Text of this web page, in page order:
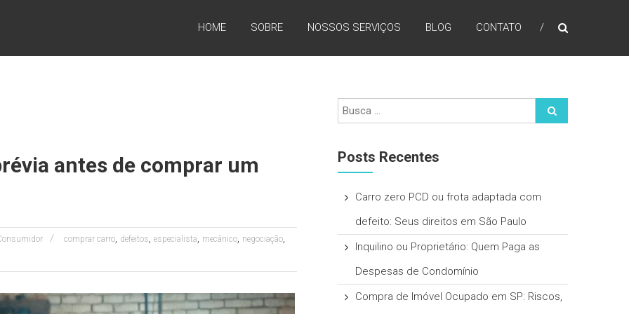
HOME SOBRE NOSSOS SERVIÇOS BLOG CONTATO
antes de comprar um
comprar carro, defeitos, especialista, mecânico, negociação,
Posts Recentes
Carro zero PCD ou frota adaptada com
defeito: Seus direitos em São Paulo
Inquilino ou Proprietário: Quem Paga as
Despesas de Condomínio
Compra de Imóvel Ocupado em SP: Riscos,